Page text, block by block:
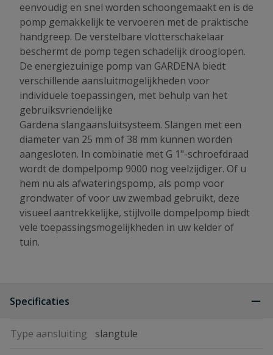
eenvoudig en snel worden schoongemaakt en is de
pomp gemakkelijk te vervoeren met de praktische
handgreep. De verstelbare vlotterschakelaar
beschermt de pomp tegen schadelijk drooglopen.
De energiezuinige pomp van GARDENA biedt
verschillende aansluitmogelijkheden voor
individuele toepassingen, met behulp van het
gebruiksvriendelijke
Gardena slangaansluitsysteem. Slangen met een
diameter van 25 mm of 38 mm kunnen worden
aangesloten. In combinatie met G 1"-schroefdraad
wordt de dompelpomp 9000 nog veelzijdiger. Of u
hem nu als afwateringspomp, als pomp voor
grondwater of voor uw zwembad gebruikt, deze
visueel aantrekkelijke, stijlvolle dompelpomp biedt
vele toepassingsmogelijkheden in uw kelder of
tuin.
Specificaties
Type aansluiting slangtule